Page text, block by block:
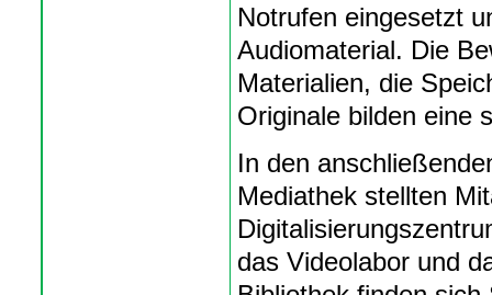
Notrufen eingesetzt
Audiomaterial. Die
Materialien, die
Originale bilden eine
In den
Mediathek stellten
das Videolabor und